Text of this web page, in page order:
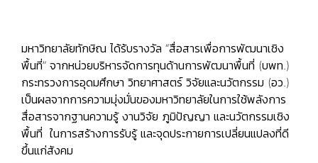
มหาวิทยาลัยทักษิณ ได้ร้บรางวัล “สื่อสารเพื่อการพัฒนาเชิง
พื้นที่” จากหน่วยบริหารจัดการทุนด้านการพัฒนาพื้นที่ (บพท.)
กระทรวงการอุดมศึกษา วิทยาศาสตร์ วิจัยและนวัตกรรม (อว.)
เป็นผลจากการความมุ่งมั่นของมหาวิทยาลัยในการใช้พลังการ
สื่อสารจากฐานความรู้ งานวิจัย ภูมิปัญญา และนวัตกรรมเชิง
พื้นที่ ในการสร้างการรับรู้ และจุดประกายการเปลี่ยนแปลงที่ดี
ขึ้นแก่สังคม